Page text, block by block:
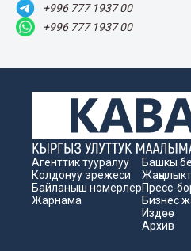
+996 777 1937 00
+996 777 1937 00
Агенттик тууралуу
Колдонуу эрежеси
Байланыш номерлер
Жарнама
Башкы
Пресс-
Бизнес
Издөө
Архив